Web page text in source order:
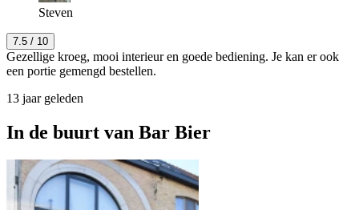
Steven
7.5 / 10
Gezellige kroeg, mooi interieur en goede bediening. Je kan er ook
een portie gemengd bestellen.
13 jaar geleden
In de buurt van Bar Bier